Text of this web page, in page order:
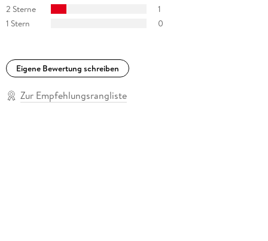
2 Sterne
1
1 Stern
0
Eigene Bewertung schreiben
Zur Empfehlungsrangliste